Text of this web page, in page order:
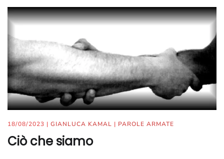
18/08/2023 | GIANLUCA KAMAL | PAROLE ARMATE
Ciò che siamo